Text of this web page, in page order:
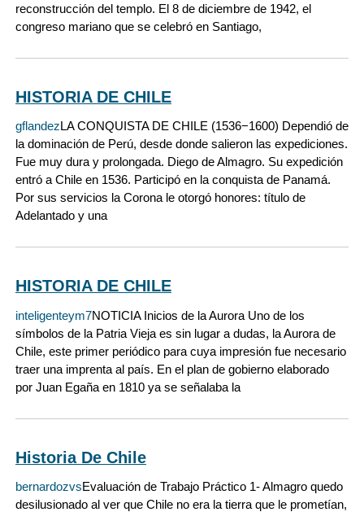
reconstrucción del templo. El 8 de diciembre de 1942, el
congreso mariano que se celebró en Santiago,
HISTORIA DE CHILE
gflandezLA CONQUISTA DE CHILE (1536−1600) Dependió de
la dominación de Perú, desde donde salieron las expediciones.
Fue muy dura y prolongada. Diego de Almagro. Su expedición
entró a Chile en 1536. Participó en la conquista de Panamá.
Por sus servicios la Corona le otorgó honores: título de
Adelantado y una
HISTORIA DE CHILE
inteligenteym7NOTICIA Inicios de la Aurora Uno de los
símbolos de la Patria Vieja es sin lugar a dudas, la Aurora de
Chile, este primer periódico para cuya impresión fue necesario
traer una imprenta al país. En el plan de gobierno elaborado
por Juan Egaña en 1810 ya se señalaba la
Historia De Chile
bernardozvsEvaluación de Trabajo Práctico 1- Almagro quedo
desilusionado al ver que Chile no era la tierra que le prometían,